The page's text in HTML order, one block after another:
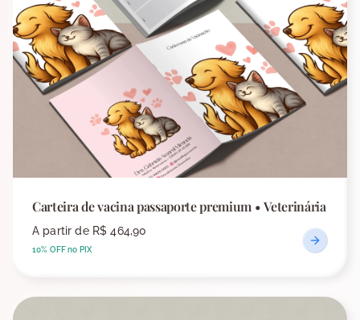
Carteira de vacina passaporte premium • Veterinária
A partir de R$ 464,90
10% OFF no PIX